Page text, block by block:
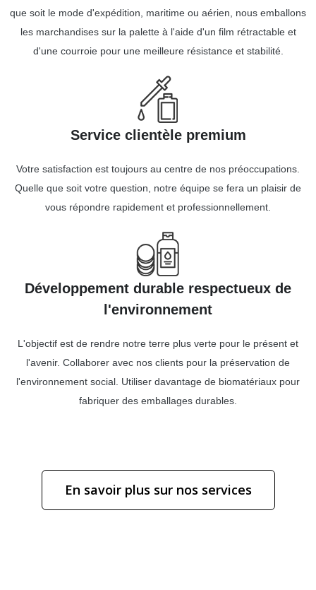
que soit le mode d'expédition, maritime ou aérien, nous emballons
les marchandises sur la palette à l'aide d'un film rétractable et
d'une courroie pour une meilleure résistance et stabilité.
Service clientèle premium
Votre satisfaction est toujours au centre de nos préoccupations.
Quelle que soit votre question, notre équipe se fera un plaisir de
vous répondre rapidement et professionnellement.
Développement durable respectueux de
l'environnement
L'objectif est de rendre notre terre plus verte pour le présent et
l'avenir. Collaborer avec nos clients pour la préservation de
l'environnement social. Utiliser davantage de biomatériaux pour
fabriquer des emballages durables.
En savoir plus sur nos services